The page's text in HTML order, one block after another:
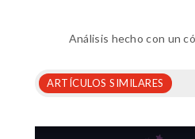
Análisis hecho con un
ARTÍCULOS SIMILARES